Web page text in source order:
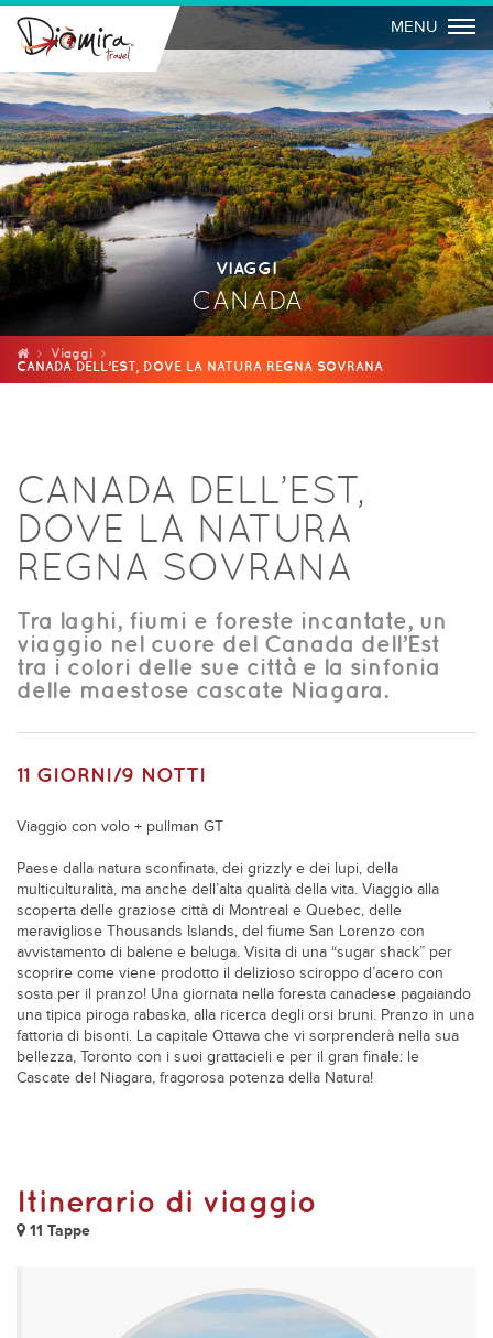
MENU
VIAGGI
CANADA
Viaggi
CANADA DELL’EST, DOVE LA NATURA REGNA SOVRANA
CANADA DELL’EST,
DOVE LA NATURA
REGNA SOVRANA
Tra laghi, fiumi e foreste incantate, un
viaggio nel cuore del Canada dell’Est
tra i colori delle sue città e la sinfonia
delle maestose cascate Niagara.
11 GIORNI/9 NOTTI
Viaggio con volo + pullman GT
Paese dalla natura sconfinata, dei grizzly e dei lupi, della
multiculturalità, ma anche dell’alta qualità della vita. Viaggio alla
scoperta delle graziose città di Montreal e Quebec, delle
meravigliose Thousands Islands, del fiume San Lorenzo con
avvistamento di balene e beluga. Visita di una “sugar shack” per
scoprire come viene prodotto il delizioso sciroppo d’acero con
sosta per il pranzo! Una giornata nella foresta canadese pagaiando
una tipica piroga rabaska, alla ricerca degli orsi bruni. Pranzo in una
fattoria di bisonti. La capitale Ottawa che vi sorprenderà nella sua
bellezza, Toronto con i suoi grattacieli e per il gran finale: le
Cascate del Niagara, fragorosa potenza della Natura!
Itinerario di viaggio
11 Tappe